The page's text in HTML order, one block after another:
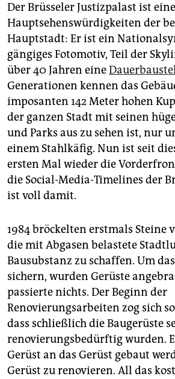
Der Brüsseler Justizpalast ist
Hauptsehenswürdigkeiten der
Hauptstadt: Er ist ein
gängiges Fotomotiv, Teil der
über 40 Jahren eine
Generationen kennen das
imposanten 142 Meter hohen
der ganzen Stadt mit seinen
und Parks aus zu sehen ist, nur
einem Stahlkäfig. Nun ist seit
ersten Mal wieder die
die Social-Media-Timelines der
ist voll damit.
1984 bröckelten erstmals Steine
die mit Abgasen belastete
Bausubstanz zu schaffen. Um
sichern, wurden Gerüste
passierte nichts. Der Beginn der
Renovierungsarbeiten zog sich
dass schließlich die Baugerüste
renovierungsbedürftig wurden.
Gerüst an das Gerüst gebaut
Gerüst zu renovieren. All das